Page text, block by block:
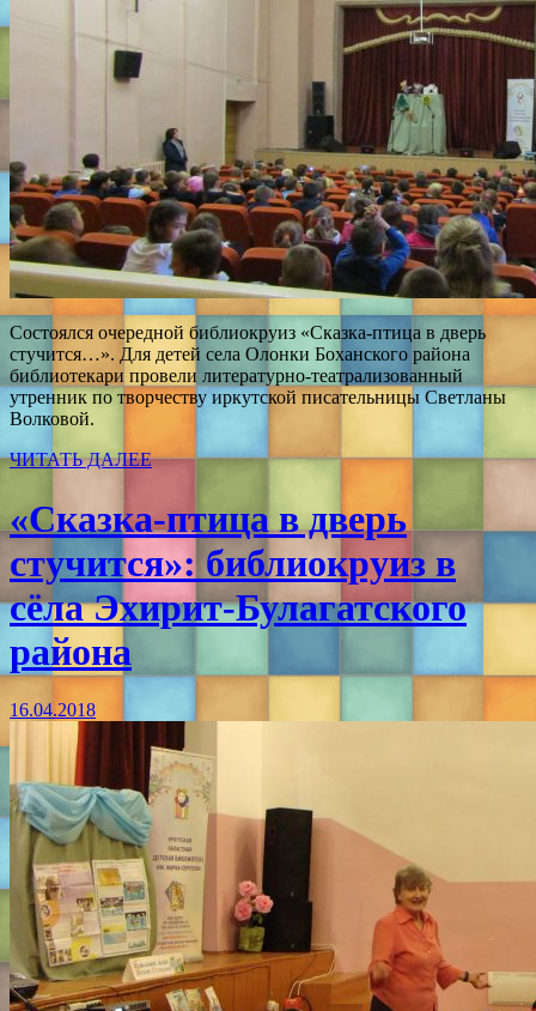
Состоялся очередной библиокруиз «Сказка-птица в дверь
стучится…». Для детей села Олонки Боханского района
библиотекари провели литературно-театрализованный
утренник по творчеству иркутской писательницы Светланы
Волковой.
ЧИТАТЬ ДАЛЕЕ
«Сказка-птица в дверь
стучится»: библиокруиз в
сёла Эхирит-Булагатского
района
16.04.2018